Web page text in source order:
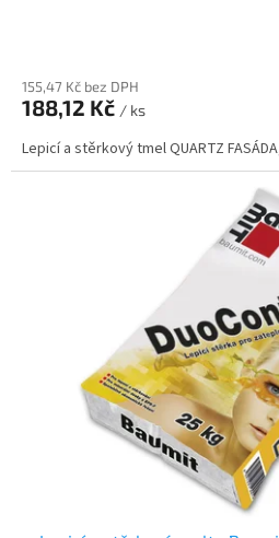
produktu
je
z
5
155,47 Kč bez DPH
188,12 Kč / ks
Lepicí a stěrkový tmel QUARTZ